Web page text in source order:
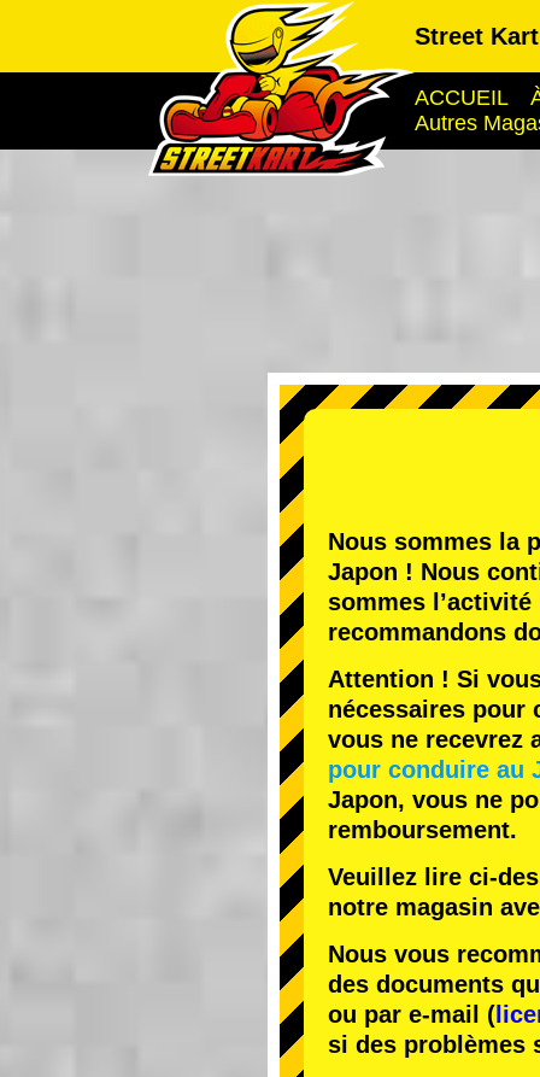
Street
ACCUEIL
Autres
Nous sommes la
Japon ! Nous
sommes l’activité
recommandons
Attention ! Si
nécessaires pour
vous ne recevrez
pour conduire au
Japon, vous ne
remboursement.
Veuillez lire ci-
notre magasin
Nous vous
des documents
ou par e-mail (
si des problèmes